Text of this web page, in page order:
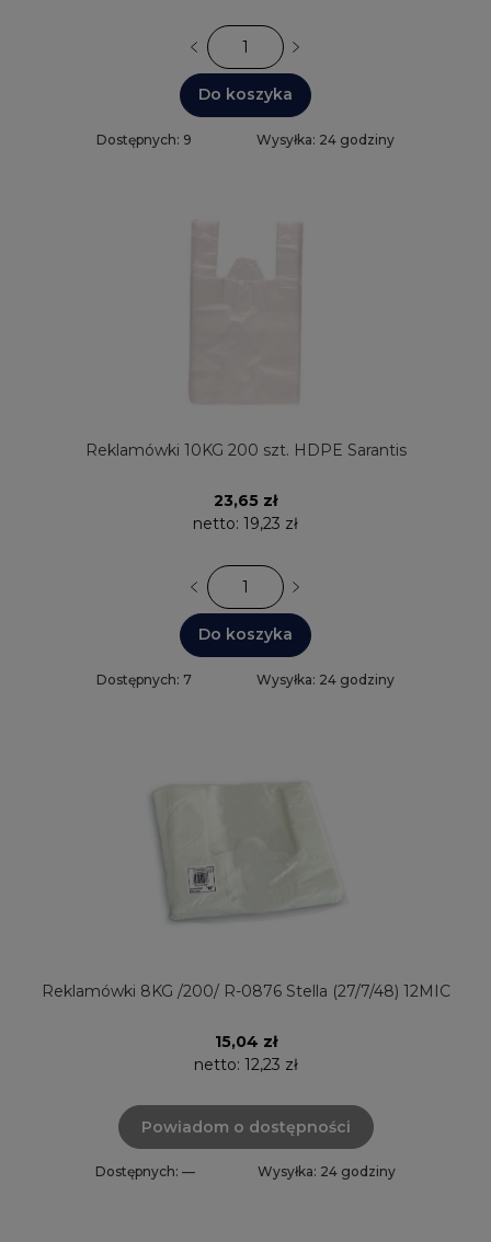
Do koszyka
Dostępnych: 9 Wysyłka: 24 godziny
Reklamówki 10KG 200 szt. HDPE Sarantis
23,65 zł
netto: 19,23 zł
Do koszyka
Dostępnych: 7 Wysyłka: 24 godziny
Reklamówki 8KG /200/ R-0876 Stella (27/7/48) 12MIC
15,04 zł
netto: 12,23 zł
Powiadom o dostępności
Dostępnych: — Wysyłka: 24 godziny